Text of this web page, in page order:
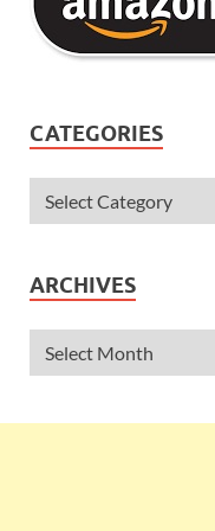
CATEGORIES
ARCHIVES